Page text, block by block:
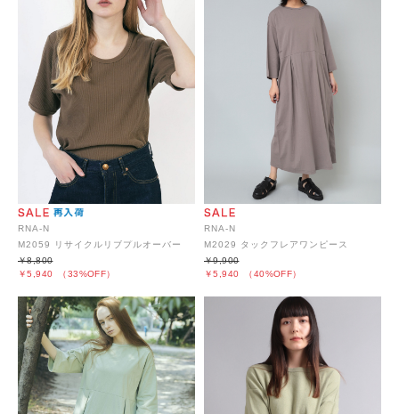
RNA-N
M2059 リサイクルリブプルオーバー
￥5,940 （33%OFF）
￥8,800
RNA-N
M2029 タックフレアワンピース
￥5,940 （40%OFF）
￥9,900